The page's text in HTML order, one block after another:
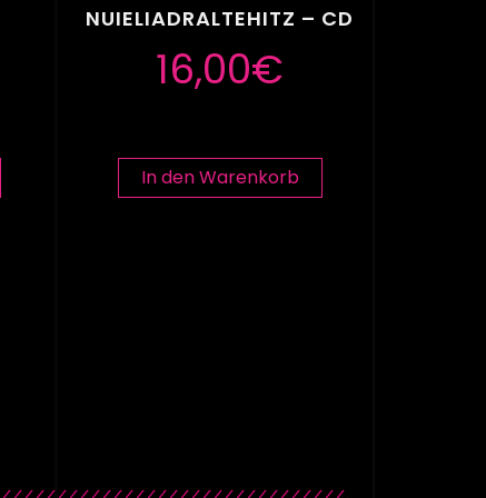
NUIELIADRALTEHITZ – CD
16,00€
In den Warenkorb